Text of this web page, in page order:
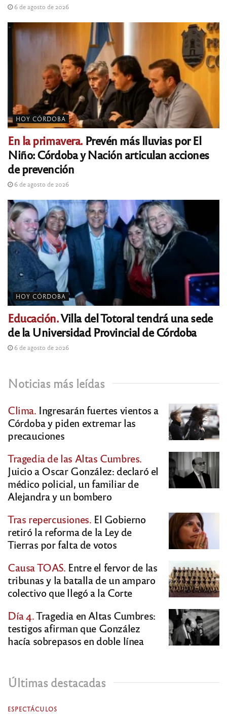
6 de agosto de 2026
HOY CÓRDOBA
En la primavera.Prevén más lluvias por El
Niño: Córdoba y Nación articulan acciones
de prevención
6 de agosto de 2026
HOY CÓRDOBA
Educación.Villa del Totoral tendrá una sede
de la Universidad Provincial de Córdoba
6 de agosto de 2026
Noticias más leídas
Clima. Ingresarán fuertes vientos a
Córdoba y piden extremar las
precauciones
Tragedia de las Altas Cumbres.
Juicio a Oscar González: declaró el
médico policial, un familiar de
Alejandra y un bombero
Tras repercusiones. El Gobierno
retiró la reforma de la Ley de
Tierras por falta de votos
Causa TOAS. Entre el fervor de las
tribunas y la batalla de un amparo
colectivo que llegó a la Corte
Día 4.Tragedia en Altas Cumbres:
testigos afirman que González
hacía sobrepasos en doble línea
Últimas destacadas
ESPECTÁCULOS